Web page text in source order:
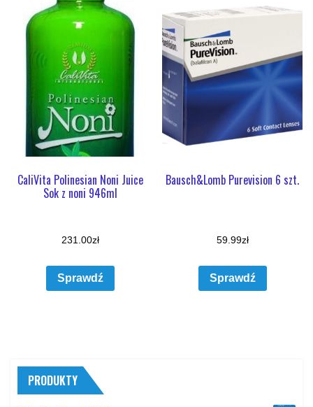
CaliVita Polinesian Noni Juice
Sok z noni 946ml
231.00zł
Sprawdź
Bausch&Lomb Purevision 6 szt.
59.99zł
Sprawdź
PRODUKTY